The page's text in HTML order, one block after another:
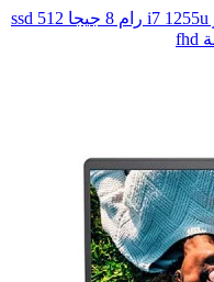
لابتوب ديل 3520 بمعالج انتل كور i7 1255u رام 8 جيجا ssd 512